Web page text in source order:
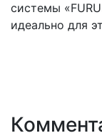
системы
идеально для